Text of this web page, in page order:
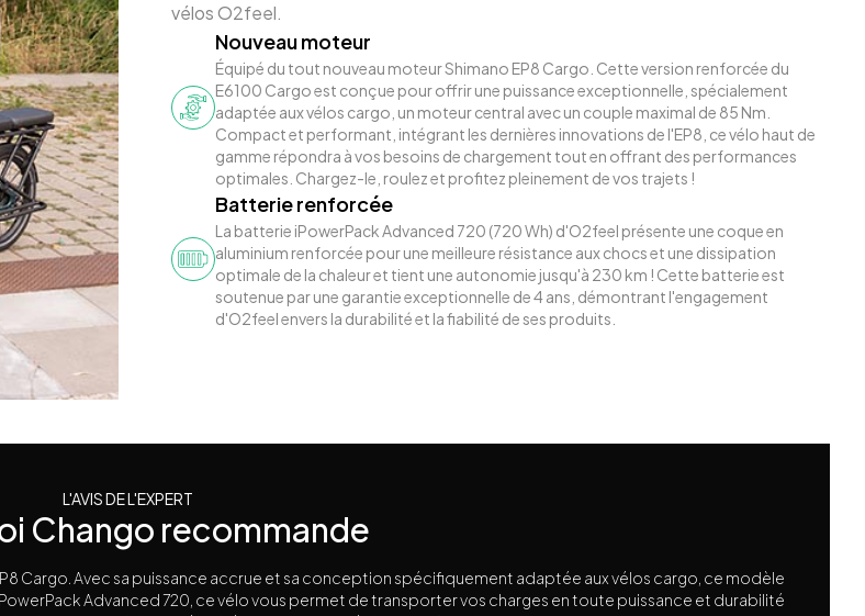
vélos O2feel.
Nouveau moteur
Équipé du tout nouveau moteur Shimano EP8 Cargo. Cette version renforcée du
E6100 Cargo est conçue pour offrir une puissance exceptionnelle, spécialement
adaptée aux vélos cargo, un moteur central avec un couple maximal de 85 Nm.
Compact et performant, intégrant les dernières innovations de l'EP8, ce vélo haut de
gamme répondra à vos besoins de chargement tout en offrant des performances
optimales. Chargez-le, roulez et profitez pleinement de vos trajets !
Batterie renforcée
La batterie iPowerPack Advanced 720 (720 Wh) d'O2feel présente une coque en
aluminium renforcée pour une meilleure résistance aux chocs et une dissipation
optimale de la chaleur et tient une autonomie jusqu'à 230 km ! Cette batterie est
soutenue par une garantie exceptionnelle de 4 ans, démontrant l'engagement
d'O2feel envers la durabilité et la fiabilité de ses produits.
L'AVIS DE L'EXPERT
Chango recommande
Cargo. Avec sa puissance accrue et sa conception spécifiquement adaptée aux vélos cargo, ce modèle
Advanced 720, ce vélo vous permet de transporter vos charges en toute puissance et durabilité